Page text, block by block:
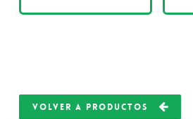
VOLVER A PRODUCTOS